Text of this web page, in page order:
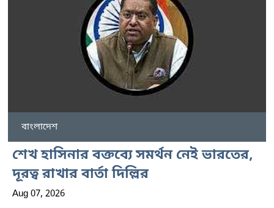
বাংলাদেশ
শেখ হাসিনার বক্তব্যে সমর্থন নেই ভারতের,
দূরত্ব রাখার বার্তা দিল্লির
Aug 07, 2026